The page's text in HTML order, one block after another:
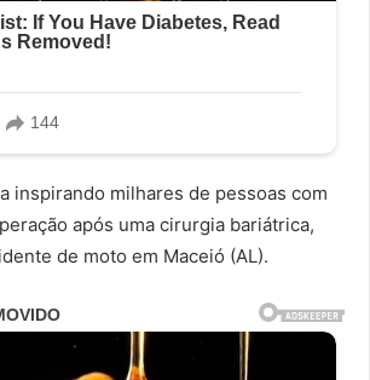
inspirando milhares de pessoas com
após uma cirurgia bariátrica,
de moto em Maceió (AL).